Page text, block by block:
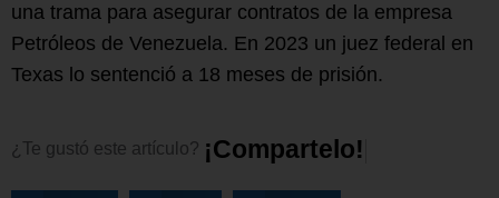
una trama para asegurar contratos de la empresa
Petróleos de Venezuela. En 2023 un juez federal en
Texas lo sentenció a 18 meses de prisión.
¿Te gustó este artículo? ¡Comparte o!